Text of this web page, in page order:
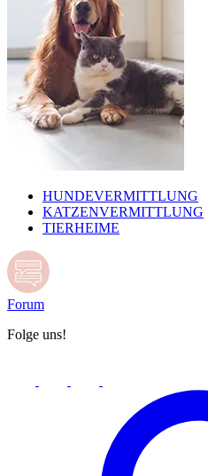
HUNDEVERMITTLUNG
KATZENVERMITTLUNG
TIERHEIME
Forum
Folge uns!